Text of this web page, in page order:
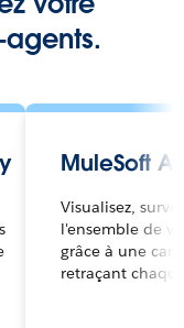
MuleSoft
Visualisez,
l'ensemble de
grâce à une
retraçant